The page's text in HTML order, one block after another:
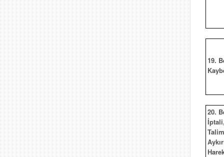
19.
20.